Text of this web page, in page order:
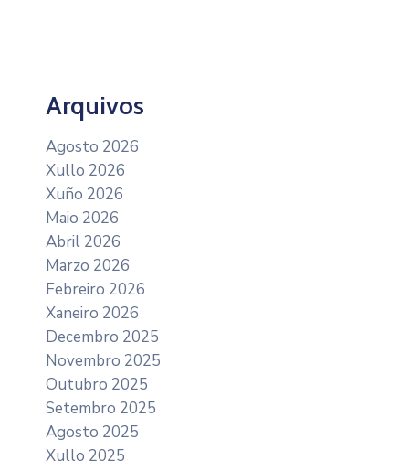
Arquivos
Agosto 2026
Xullo 2026
Xuño 2026
Maio 2026
Abril 2026
Marzo 2026
Febreiro 2026
Xaneiro 2026
Decembro 2025
Novembro 2025
Outubro 2025
Setembro 2025
Agosto 2025
Xullo 2025